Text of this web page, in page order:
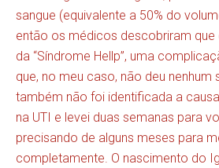
sangue (equivalente a 50% do
então os médicos descobriram que
da “Síndrome Hellp”, uma
que, no meu caso, não deu nenhum
também não foi identificada a
na UTI e levei duas semanas para
precisando de alguns meses para
completamente. O nascimento do